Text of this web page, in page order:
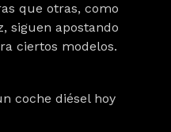
que otras, como
siguen apostando
ciertos modelos.
coche diésel hoy